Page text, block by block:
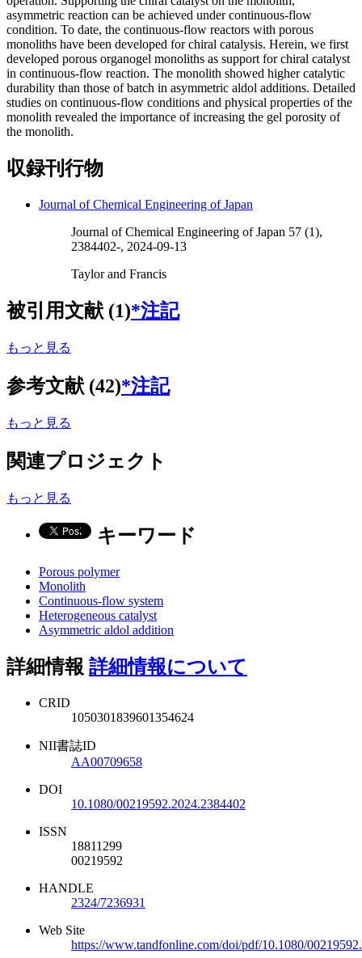
asymmetric reaction can be achieved under continuous-flow
condition. To date, the continuous-flow reactors with porous
monoliths have been developed for chiral catalysis. Herein, we first
developed porous organogel monoliths as support for chiral catalyst
in continuous-flow reaction. The monolith showed higher catalytic
durability than those of batch in asymmetric aldol additions. Detailed
studies on continuous-flow conditions and physical properties of the
monolith revealed the importance of increasing the gel porosity of
the monolith.
収録刊行物
Journal of Chemical Engineering of Japan
Journal of Chemical Engineering of Japan 57 (1),
2384402-, 2024-09-13
Taylor and Francis
被引用文献 (1)*注記
もっと見る
参考文献 (42)*注記
もっと見る
関連プロジェクト
もっと見る
キーワード
Porous polymer
Monolith
Continuous-flow system
Heterogeneous catalyst
Asymmetric aldol addition
詳細情報 詳細情報について
CRID
1050301839601354624
NII書誌ID
AA00709658
DOI
10.1080/00219592.2024.2384402
ISSN
18811299
00219592
HANDLE
2324/7236931
Web Site
https://www.tandfonline.com/doi/pdf/10.1080/